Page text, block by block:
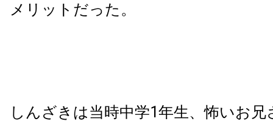
メリットだった。
しんざきは当時中学1年生、怖いお